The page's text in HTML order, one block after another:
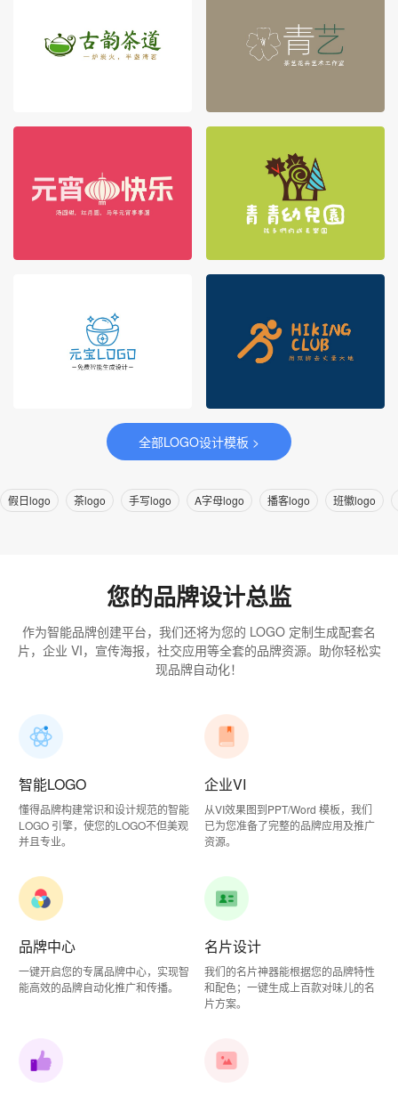
全部LOGO设计模板 >
假日logo 茶logo 手写logo A字母logo 播客logo 班徽logo
您的品牌设计总监
作为智能品牌创建平台，我们还将为您的 LOGO 定制生成配套名
片，企业 VI，宣传海报，社交应用等全套的品牌资源。助你轻松实
现品牌自动化！
智能LOGO
懂得品牌构建常识和设计规范的智能
LOGO 引擎，使您的LOGO不但美观
并且专业。
企业VI
从VI效果图到PPT/Word 模板，我们
已为您准备了完整的品牌应用及推广
资源。
品牌中心
一键开启您的专属品牌中心，实现智
能高效的品牌自动化推广和传播。
名片设计
我们的名片神器能根据您的品牌特性
和配色；一键生成上百款对味儿的名
片方案。